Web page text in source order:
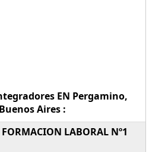
EN Pergamino,
Aires :
LABORAL Nº1